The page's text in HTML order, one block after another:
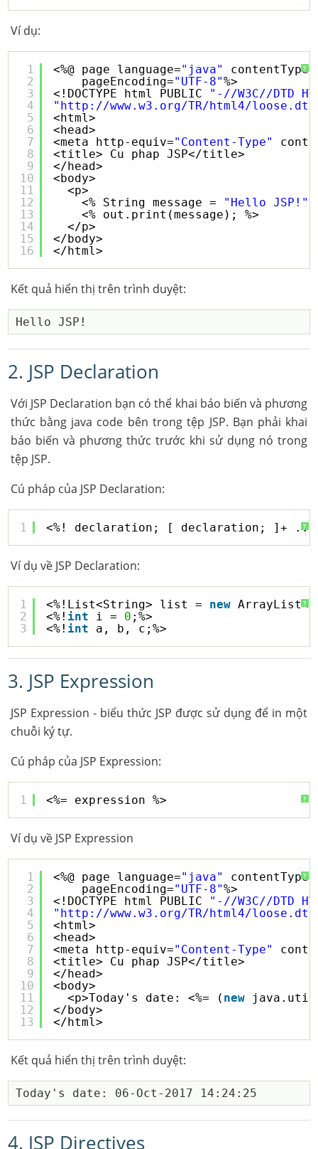
Ví dụ:
?
1
2
3
4
5
6
7
8
9
10
11
12
13
14
15
16
<%@ page language="java" contentType=
pageEncoding="UTF-8"%>
<!DOCTYPE html PUBLIC "-//W3C//DTD
" http://www.w3.org/TR/html4/loose.dtd
<html>
<head>
<meta http-equiv="Content-Type"
<title> Cu phap JSP</title>
</head>
<body>
<p>
<% String message = "Hello JSP!"
<% out.print(message); %>
</p>
</body>
</html>
Kết quả hiển thị trên trình duyệt:
2. JSP Declaration
Với JSP Declaration bạn có thể khai báo biến và phương
thức bằng java code bên trong tệp JSP. Bạn phải khai
báo biến và phương thức trước khi sử dụng nó trong
tệp JSP.
Cú pháp của JSP Declaration:
?
1 <%! declaration; [ declaration; ]+ ...
Ví dụ về JSP Declaration:
?
1
2
3
<%!List<String> list = new
<%! int i = 0 ;%>
<%! int a, b, c;%>
3. JSP Expression
JSP Expression - biểu thức JSP được sử dụng để in một
chuỗi ký tự.
Cú pháp của JSP Expression:
?
1 <%= expression %>
Ví dụ về JSP Expression
?
1
2
3
4
5
6
7
8
9
10
11
12
13
<%@ page language="java" contentType=
pageEncoding="UTF-8"%>
<!DOCTYPE html PUBLIC "-//W3C//DTD
" http://www.w3.org/TR/html4/loose.dtd
<html>
<head>
<meta http-equiv="Content-Type"
<title> Cu phap JSP</title>
</head>
<body>
<p>Today's date: <%= ( new
</body>
</html>
Kết quả hiển thị trên trình duyệt:
4. JSP Directives